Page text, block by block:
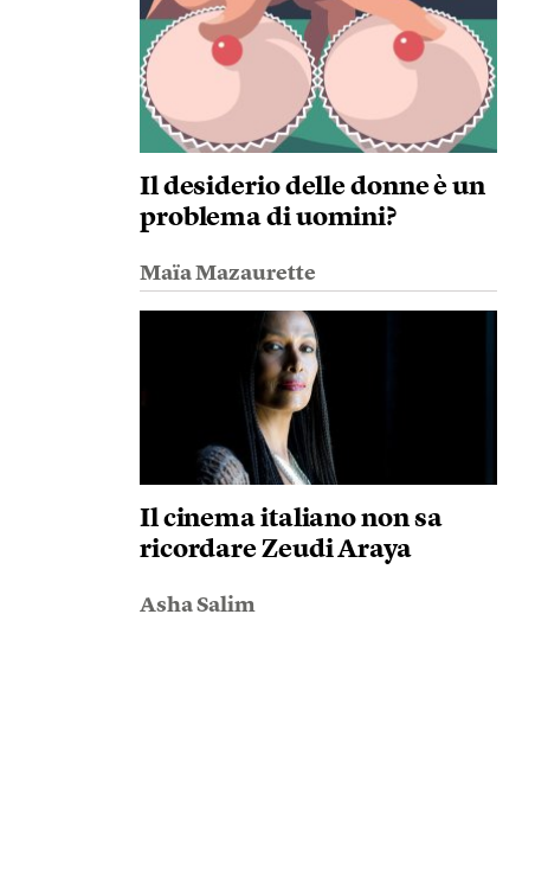
Il desiderio delle donne è un
problema di uomini?
Maïa Mazaurette
Il cinema italiano non sa
ricordare Zeudi Araya
Asha Salim